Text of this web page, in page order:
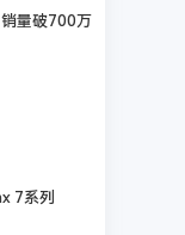
量破700万
7系列